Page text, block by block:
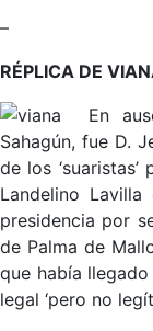
–
RÉPLICA DE
En
Sahagún, fue D.
de los
Landelino
presidencia por
de Palma de
que había
legal ‘pero no